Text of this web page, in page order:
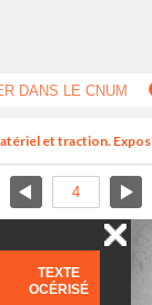
et traction.
TEXTE
OCÉRISÉ